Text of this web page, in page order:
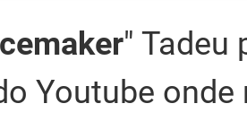
" Tadeu
Youtube